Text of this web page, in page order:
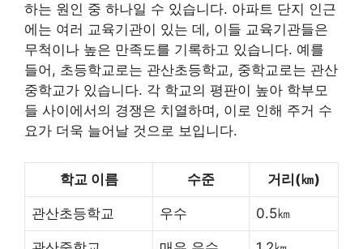
하는 원인 중 하나일 수 있습니다. 아파트 단지 인근
에는 여러 교육기관이 있는 데, 이들 교육기관들은
무척이나 높은 만족도를 기록하고 있습니다. 예를
들어, 초등학교로는 관산초등학교, 중학교로는 관산
중학교가 있습니다. 각 학교의 평판이 높아 학부모
들 사이에서의 경쟁은 치열하며, 이로 인해 주거 수
요가 더욱 늘어날 것으로 보입니다.
학교 이름 수준 거리(㎞)
관산초등학교 우수 0.5㎞